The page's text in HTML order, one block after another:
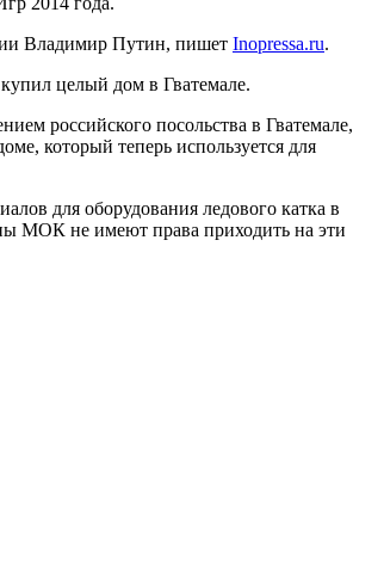
Владимир Путин, пишет Inopressa.ru.
целый дом в Гватемале.
российского посольства в Гватемале,
который теперь используется для
для оборудования ледового катка в
МОК не имеют права приходить на эти